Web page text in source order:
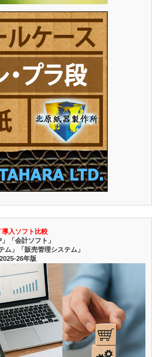
導入ソフト比較
」「会計ソフト」
ム」「販売管理システム」
2025-26年版